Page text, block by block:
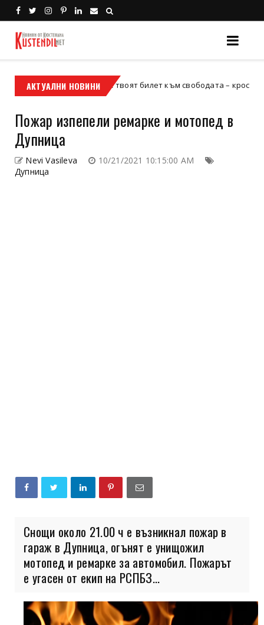
АКТУАЛНИ НОВИНИ
мотор Кой е твоят билет към свободата – кросовият
Пожар изпепели ремарке и мотопед в
Дупница
Nevi Vasileva
10/21/2021 10:15:00 AM
Дупница
Снощи около 21.00 ч е възникнал пожар в
гараж в Дупница, огънят е унищожил
мотопед и ремарке за автомобил. Пожарът
е угасен от екип на РСПБЗ...